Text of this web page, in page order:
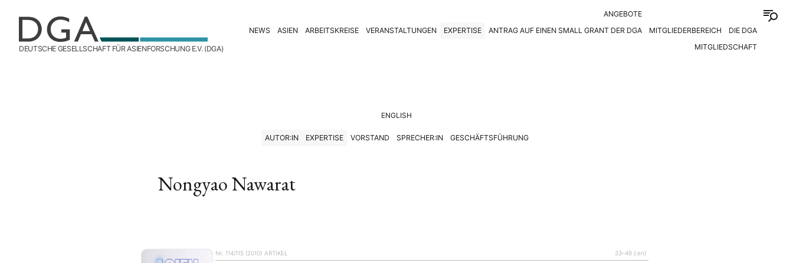
DEUTSCHE GESELLSCHAFT FÜR ASIENFORSCHUNG E.V. (DGA)
NEWS ASIEN ARBEITSKREISE VERANSTALTUNGEN EXPERTISE
ANGEBOTE
ANTRAG AUF EINEN SMALL GRANT DER DGA
MITGLIEDERBEREICH
DIE DGA
MITGLIEDSCHAFT
ENGLISH
AUTOR:IN EXPERTISE VORSTAND SPRECHER:IN GESCHÄFTSFÜHRUNG
Nongyao Nawarat
Nr. 114/115 (2010) ARTIKEL 33–49 {:en}